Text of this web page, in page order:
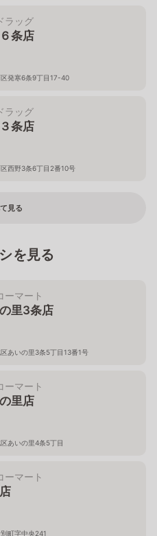
ラッグ
条店
発寒6条9丁目17-40
ラッグ
条店
西野3条6丁目2番10号
見る
を見る
ーマート
里3条店
あいの里3条5丁目13番1号
ーマート
里店
あいの里4条5丁目
ーマート
町字中央241